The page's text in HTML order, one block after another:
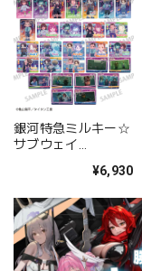
銀河特急ミルキー☆
サブウェイ
し第2弾 14パックセ
¥6,930